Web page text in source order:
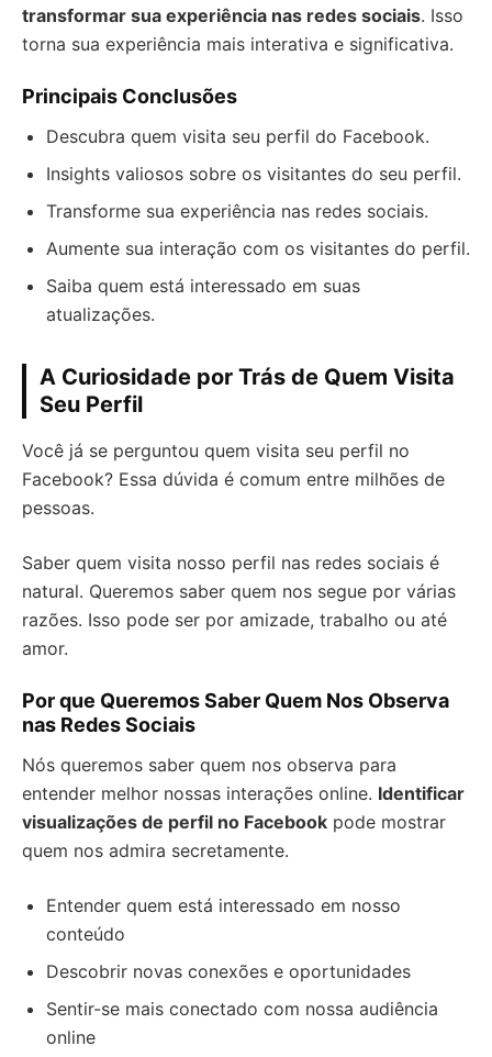
transformar sua experiência nas redes sociais. Isso
torna sua experiência mais interativa e significativa.
Principais Conclusões
Descubra quem visita seu perfil do Facebook.
Insights valiosos sobre os visitantes do seu perfil.
Transforme sua experiência nas redes sociais.
Aumente sua interação com os visitantes do perfil.
Saiba quem está interessado em suas
atualizações.
A Curiosidade por Trás de Quem Visita
Seu Perfil
Você já se perguntou quem visita seu perfil no
Facebook? Essa dúvida é comum entre milhões de
pessoas.
Saber quem visita nosso perfil nas redes sociais é
natural. Queremos saber quem nos segue por várias
razões. Isso pode ser por amizade, trabalho ou até
amor.
Por que Queremos Saber Quem Nos Observa
nas Redes Sociais
Nós queremos saber quem nos observa para
entender melhor nossas interações online. Identificar
visualizações de perfil no Facebook pode mostrar
quem nos admira secretamente.
Entender quem está interessado em nosso
conteúdo
Descobrir novas conexões e oportunidades
Sentir-se mais conectado com nossa audiência
online